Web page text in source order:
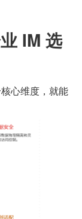
IM 选
心维度，就能